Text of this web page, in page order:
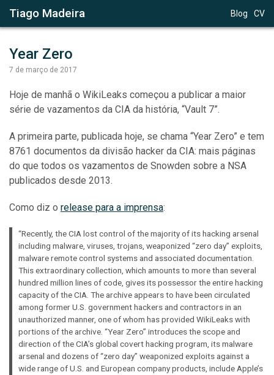
Tiago Madeira Blog CV
Year Zero
7 de março de 2017
Hoje de manhã o WikiLeaks começou a publicar a maior
série de vazamentos da CIA da história, “Vault 7”.
A primeira parte, publicada hoje, se chama “Year Zero” e tem
8761 documentos da divisão hacker da CIA: mais páginas
do que todos os vazamentos de Snowden sobre a NSA
publicados desde 2013.
Como diz o release para a imprensa:
“Recently, the CIA lost control of the majority of its hacking arsenal
including malware, viruses, trojans, weaponized “zero day” exploits,
malware remote control systems and associated documentation.
This extraordinary collection, which amounts to more than several
hundred million lines of code, gives its possessor the entire hacking
capacity of the CIA. The archive appears to have been circulated
among former U.S. government hackers and contractors in an
unauthorized manner, one of whom has provided WikiLeaks with
portions of the archive. “Year Zero” introduces the scope and
direction of the CIA’s global covert hacking program, its malware
arsenal and dozens of “zero day” weaponized exploits against a
wide range of U.S. and European company products, include Apple’s